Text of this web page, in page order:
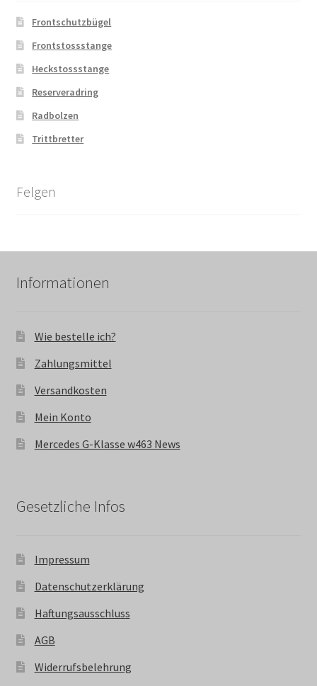
Frontschutzbügel
Frontstossstange
Heckstossstange
Reserveradring
Radbolzen
Trittbretter
Felgen
Informationen
Wie bestelle ich?
Zahlungsmittel
Versandkosten
Mein Konto
Mercedes G-Klasse w463 News
Gesetzliche Infos
Impressum
Datenschutzerklärung
Haftungsausschluss
AGB
Widerrufsbelehrung